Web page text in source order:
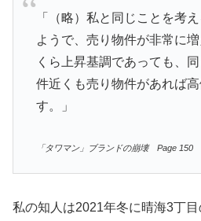
「（略）私と同じことを考
ようで、売り物件が非常に
くら上昇基調であっても、
件近くも売り物件があれば
す。」
「タワマン」ブランドの崩壊 Page 150
私の知人は2021年冬に晴海3丁目